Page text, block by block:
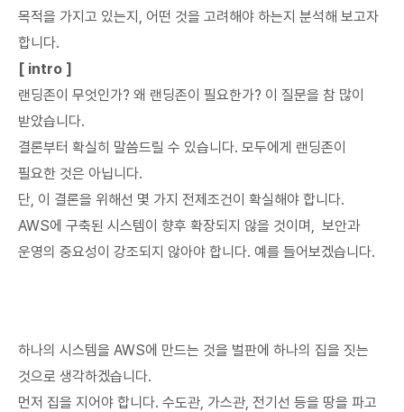
목적을 가지고 있는지, 어떤 것을 고려해야 하는지 분석해 보고자
합니다.
[ intro ]
랜딩존이 무엇인가? 왜 랜딩존이 필요한가? 이 질문을 참 많이
받았습니다.
결론부터 확실히 말씀드릴 수 있습니다. 모두에게 랜딩존이
필요한 것은 아닙니다.
단, 이 결론을 위해선 몇 가지 전제조건이 확실해야 합니다.
AWS에 구축된 시스템이 향후 확장되지 않을 것이며, 보안과
운영의 중요성이 강조되지 않아야 합니다. 예를 들어보겠습니다.
하나의 시스템을 AWS에 만드는 것을 벌판에 하나의 집을 짓는
것으로 생각하겠습니다.
먼저 집을 지어야 합니다. 수도관, 가스관, 전기선 등을 땅을 파고